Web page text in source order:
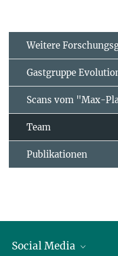
Weitere
Gastgruppe
Scans vom "Max-
Team
Publikationen
Social Media